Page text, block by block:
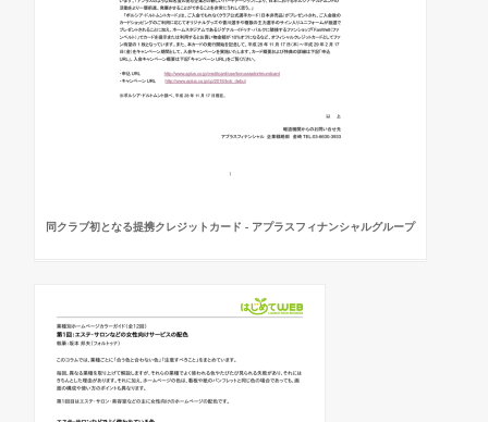
同クラブ初となる提携クレジットカード - アプラスフィナンシャルグループ